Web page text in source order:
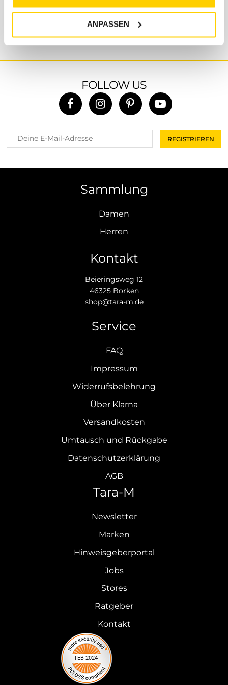
ANPASSEN
FOLLOW US
Sammlung
Damen
Herren
Kontakt
Beieringsweg 12
46325 Borken
shop@tara-m.de
Service
FAQ
Impressum
Widerrufsbelehrung
Über Klarna
Versandkosten
Umtausch und Rückgabe
Datenschutzerklärung
AGB
Tara-M
Newsletter
Marken
Hinweisgeberportal
Jobs
Stores
Ratgeber
Kontakt